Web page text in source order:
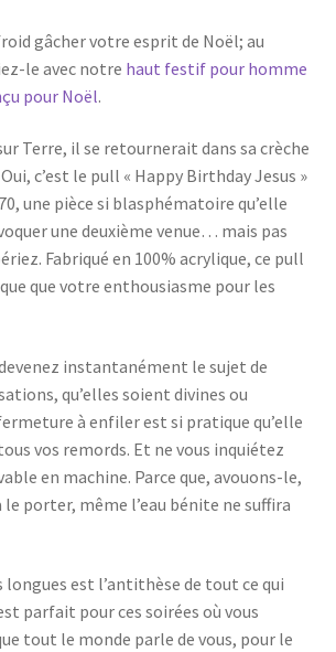
gâcher votre esprit de Noël; au
le avec notre haut festif pour homme
pour Noël.
Terre, il se retournerait dans sa crèche
c’est le pull « Happy Birthday Jesus »
une pièce si blasphématoire qu’elle
une deuxième venue… mais pas
Fabriqué en 100% acrylique, ce pull
que votre enthousiasme pour les
instantanément le sujet de
qu’elles soient divines ou
à enfiler est si pratique qu’elle
vos remords. Et ne vous inquiétez
en machine. Parce que, avouons-le,
le porter, même l’eau bénite ne suffira
longues est l’antithèse de tout ce qui
parfait pour ces soirées où vous
tout le monde parle de vous, pour le